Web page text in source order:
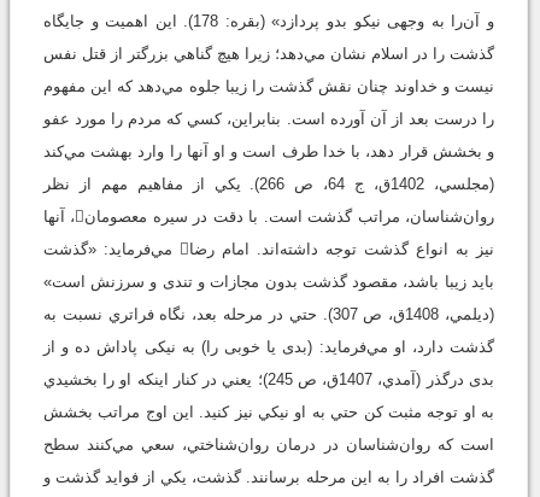
و آن‌را به وجهى نيکو بدو پردازد» (بقره: 178). اين اهميت و جايگاه
گذشت را در اسلام نشان مي‌دهد؛ زيرا هيچ گناهي بزرگتر از قتل نفس
نيست و خداوند چنان نقش گذشت را زيبا جلوه مي‌دهد که اين مفهوم
را درست بعد از آن آورده است. بنابراين، کسي كه مردم را مورد عفو
و بخشش قرار دهد، با خدا طرف است و او آنها را وارد بهشت مي‌کند
(مجلسي،‌ 1402ق، ج 64، ص 266). يکي از مفاهيم مهم از نظر
روان‌شناسان، مراتب گذشت است. با دقت در سيره معصومان، آنها
نيز به انواع گذشت توجه داشته‌اند. امام رضا مي‌فرمايد: «گذشت
بايد زيبا باشد، مقصود گذشت بدون مجازات و تندى و سرزنش است»
(ديلمي، 1408ق، ص ‏307). حتي در مرحله بعد، نگاه فراتري نسبت به
گذشت دارد، او مي‌فرمايد: (بدى يا خوبى را) به نيكى پاداش ده و از
بدى درگذر (آمدي، 1407ق، ص 245)؛ يعني در کنار اينکه او را بخشيدي
به او توجه مثبت کن حتي به او نيکي نيز کنيد. اين اوج مراتب بخشش
است که روان‌شناسان در درمان روان‌شناختي، سعي مي‌کنند سطح
گذشت افراد را به اين مرحله برسانند. گذشت، يکي از فوايد گذشت و